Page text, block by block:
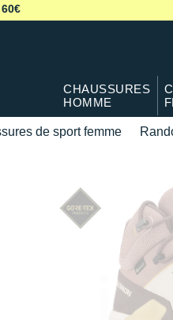
CHAUSSURES
HOMME
de sport femme